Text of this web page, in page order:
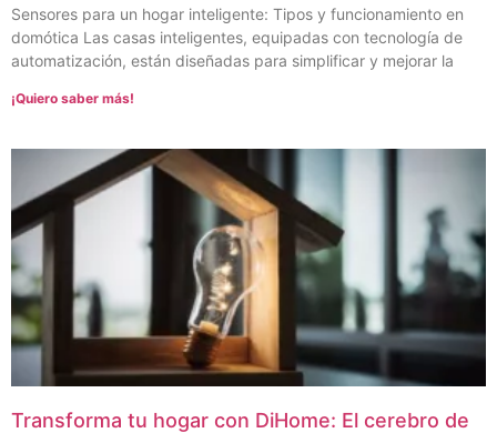
Sensores para un hogar inteligente: Tipos y funcionamiento en
domótica Las casas inteligentes, equipadas con tecnología de
automatización, están diseñadas para simplificar y mejorar la
¡Quiero saber más!
Transforma tu hogar con DiHome: El cerebro de